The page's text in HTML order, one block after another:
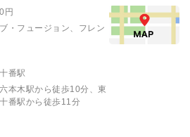
円
・フュージョン、フレン
番駅
本木駅から徒歩10分、東
番駅から徒歩11分